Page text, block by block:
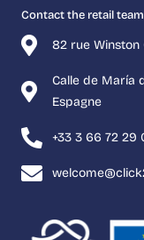
82 rue Winston
Calle de María
Espagne
+33 3 66 72 29
Contact the retail team